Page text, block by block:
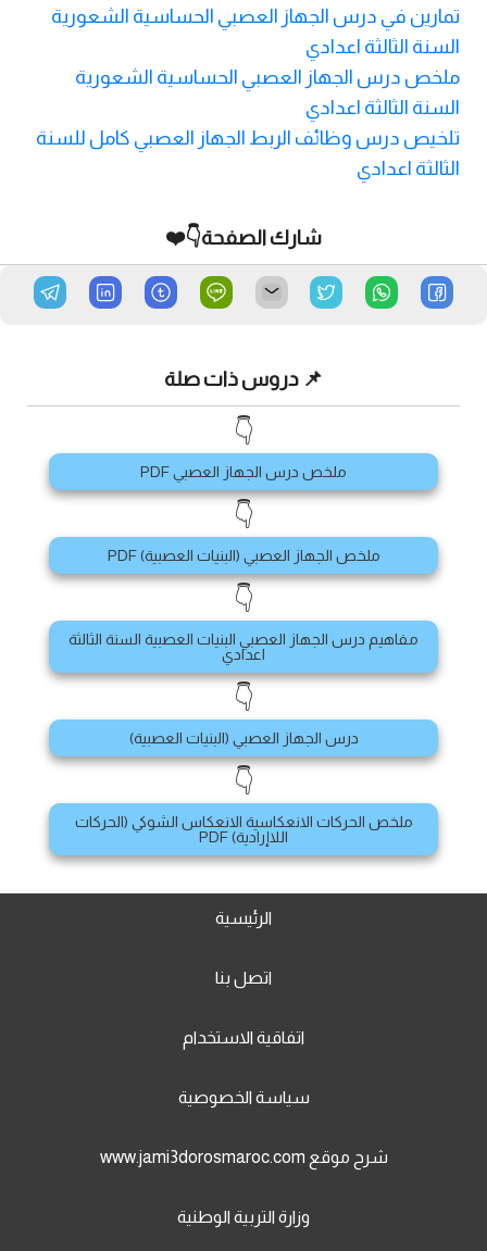
تمارين في درس الجهاز العصبي الحساسية الشعورية
السنة الثالثة اعدادي
ملخص درس الجهاز العصبي الحساسية الشعورية
السنة الثالثة اعدادي
تلخيص درس وظائف الربط الجهاز العصبي كامل للسنة
الثالثة اعدادي
شارك الصفحة👇❤️
📌 دروس ذات صلة
👇
ملخص درس الجهاز العصبي PDF
👇
ملخص الجهاز العصبي (البنيات العصبية) PDF
👇
مفاهيم درس الجهاز العصبي البنيات العصبية السنة الثالثة
اعدادي
👇
درس الجهاز العصبي (البنيات العصبية)
👇
ملخص الحركات الانعكاسية الانعكاس الشوكي (الحركات
اللاإرادية) PDF
الرئيسية
اتصل بنا
اتفاقية الاستخدام
سياسة الخصوصية
شرح موقع www.jami3dorosmaroc.com
وزارة التربية الوطنية